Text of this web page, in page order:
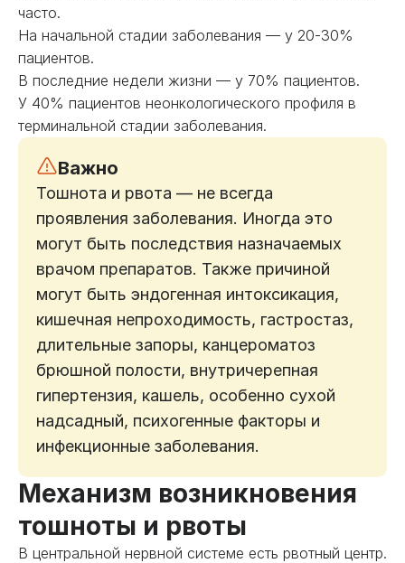
часто.
На начальной стадии заболевания — у 20-30%
пациентов.
В последние недели жизни — у 70% пациентов.
У 40% пациентов неонкологического профиля в
терминальной стадии заболевания.
Важно
Тошнота и рвота — не всегда
проявления заболевания. Иногда это
могут быть последствия назначаемых
врачом препаратов. Также причиной
могут быть эндогенная интоксикация,
кишечная непроходимость, гастростаз,
длительные запоры, канцероматоз
брюшной полости, внутричерепная
гипертензия, кашель, особенно сухой
надсадный, психогенные факторы и
инфекционные заболевания.
Механизм возникновения
тошноты и рвоты
В центральной нервной системе есть рвотный центр.